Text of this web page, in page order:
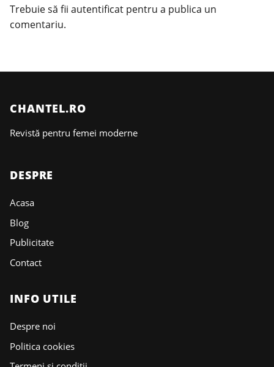
Trebuie să fii autentificat pentru a publica un
comentariu.
CHANTEL.RO
Revistă pentru femei moderne
DESPRE
Acasa
Blog
Publicitate
Contact
INFO UTILE
Despre noi
Politica cookies